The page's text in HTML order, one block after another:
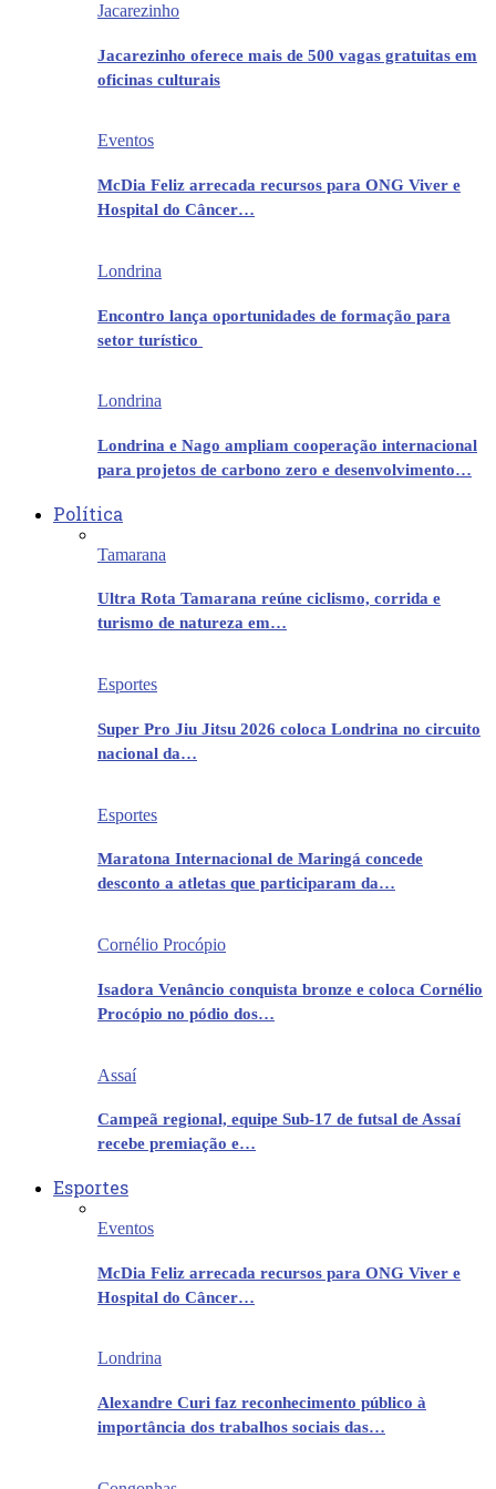
Jacarezinho
Jacarezinho oferece mais de 500 vagas gratuitas em
oficinas culturais
Eventos
McDia Feliz arrecada recursos para ONG Viver e
Hospital do Câncer…
Londrina
Encontro lança oportunidades de formação para
setor turístico
Londrina
Londrina e Nago ampliam cooperação internacional
para projetos de carbono zero e desenvolvimento…
Política
Tamarana
Ultra Rota Tamarana reúne ciclismo, corrida e
turismo de natureza em…
Esportes
Super Pro Jiu Jitsu 2026 coloca Londrina no circuito
nacional da…
Esportes
Maratona Internacional de Maringá concede
desconto a atletas que participaram da…
Cornélio Procópio
Isadora Venâncio conquista bronze e coloca Cornélio
Procópio no pódio dos…
Assaí
Campeã regional, equipe Sub-17 de futsal de Assaí
recebe premiação e…
Esportes
Eventos
McDia Feliz arrecada recursos para ONG Viver e
Hospital do Câncer…
Londrina
Alexandre Curi faz reconhecimento público à
importância dos trabalhos sociais das…